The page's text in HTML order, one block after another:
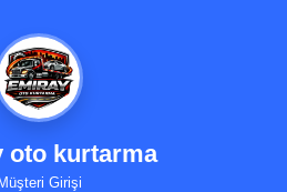
oto kurtarma
Müşteri Girişi